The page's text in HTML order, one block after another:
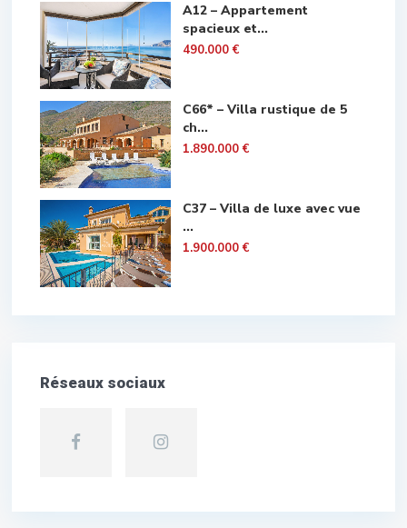
A12 – Appartement
spacieux et...
490.000 €
C66* – Villa rustique de 5
ch...
1.890.000 €
C37 – Villa de luxe avec vue
...
1.900.000 €
Réseaux sociaux